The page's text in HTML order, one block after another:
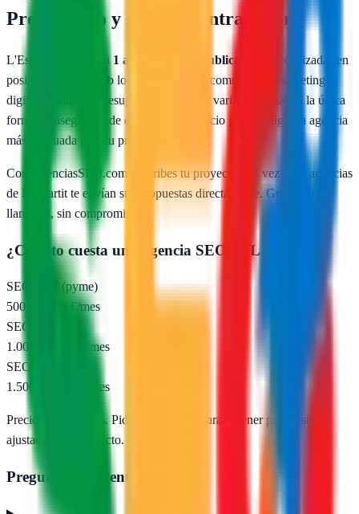
Presupuesto y guía de contratación
L'Estartit cuenta con 1 agencias SEO publicadas
especializadas en
posicionamiento web local, SEO para e-commerce y marketing
digital. Comparar presupuestos reales de varias agencias es la única
forma de asegurarte de que pagas un precio justo y eliges la agencia
más adecuada para tu proyecto.
Con AgenciasSEO.com describes tu proyecto una vez y las agencias
de L'Estartit te envían sus propuestas directamente. Gratis, sin
llamadas, sin compromiso.
¿Cuánto cuesta una agencia SEO en L'Estartit
SEO local (pyme)
500 – 1.000 €/mes
SEO nacional
1.000 – 2.500 €/mes
SEO e-commerce
1.500 – 5.000 €/mes
Precios orientativos. Pide presupuesto para obtener propuestas
ajustadas a tu proyecto.
Preguntas frecuentes